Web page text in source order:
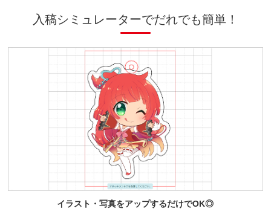
入稿シミュレーターでだれでも簡単！
イラスト・写真をアップするだけでOK◎